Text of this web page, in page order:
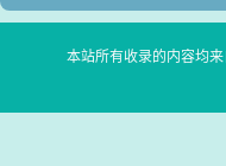
本站所有收录的内容均